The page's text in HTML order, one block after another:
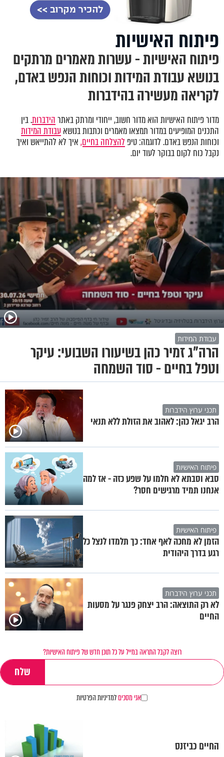
פיתוח האישיות
פיתוח האישיות - עשרות מאמרים מרתקים
בנושא עבודת המידות וכוחות הנפש באדם,
לקריאה מעשירה בהידברות
מדור פיתוח האישיות הוא מדור חשוב, ייחודי ומרתק באתרהידברות. בין
התכנים המופיעים במדור תמצאו מאמרים וכתבות בנושאעבודת המידות
וכוחות הנפש באדם. לדוגמה: טיפ להצלחה בחיים,איך לא להתייאש ואיך
נקבל כוח לקום בבוקר לעוד יום.
עבודת המידות
הרה"ג זמיר כהן בשיעורו השבועי: עיקר
וטפל בחיים - סוד השמחה
תכני ערוץ הידברות
הרב יגאל כהן: לאהוב את הזולת ללא תנאי
פיתוח האישיות
סבא וסבתא לא חלמו על שפע כזה - אז למה
אנחנו תמיד מרגישים חסר?
פיתוח האישיות
הזמן לא מחכה לאף אחד: כך תלמדו לנצל כל
רגע בדרך היהודית
תכני ערוץ הידברות
לא רק התוצאה: הרב יצחק פנגר על מסעות
החיים
רוצה לקבל התראה במייל על כל תוכן חדש של פיתוח האישיות?
אני מסכיםלמדיניות הפרטיות
החיים כביזנס